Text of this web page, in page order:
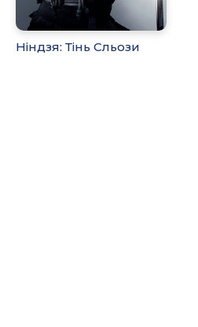
Ніндзя: Тінь Сльози